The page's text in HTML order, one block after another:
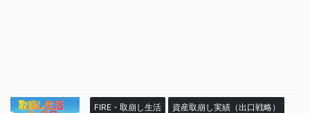
FIRE・取崩し生活 資産取崩し実績（出口戦略）